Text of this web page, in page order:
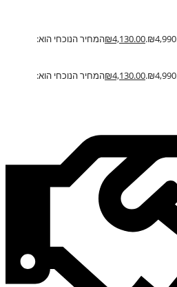
₪4,130.00
המחיר הנוכחי הוא:
₪4,130.00
המחיר הנוכחי הוא: